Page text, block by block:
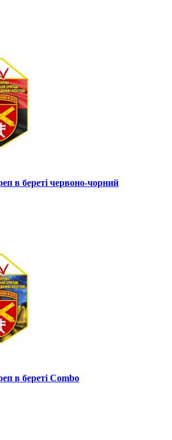
в береті червоно-чорний
в береті Combo